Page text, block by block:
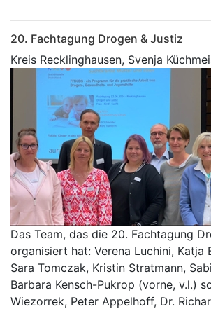
20. Fachtagung Drogen & Justiz
Kreis Recklinghausen, Svenja
Das Team, das die 20. Fachtagung
organisiert hat: Verena Luchini, Katja
Sara Tomczak, Kristin Stratmann,
Barbara Kensch-Pukrop (vorne, v.l.)
Wiezorrek, Peter Appelhoff, Dr.